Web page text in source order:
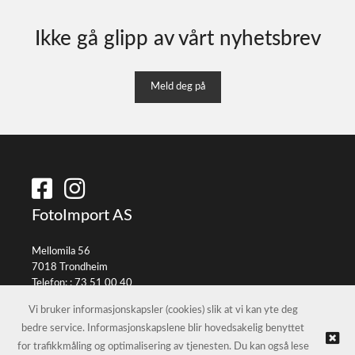
Ikke gå glipp av vårt nyhetsbrev
Meld deg på
FotoImport AS
Mellomila 56
7018 Trondheim
Telefon: :73 51 00 40
© FotoImport AS | Nettbutikk levert av Kréatif
Vi bruker informasjonskapsler (cookies) slik at vi kan yte deg
bedre service. Informasjonskapslene blir hovedsakelig benyttet
for trafikkmåling og optimalisering av tjenesten. Du kan også lese